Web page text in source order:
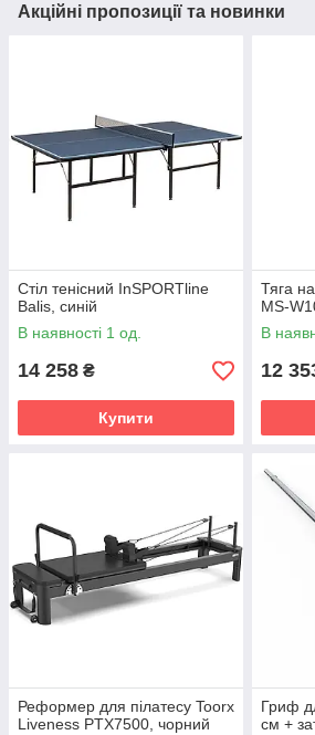
Акційні пропозиції та новинки
Стіл тенісний InSPORTline
Balis, синій
В наявності 1 од.
14 258 ₴
Купити
Тяга
MS-
В
12
Реформер для пілатесу Toorx
Liveness PTX7500, чорний
Гриф
см +